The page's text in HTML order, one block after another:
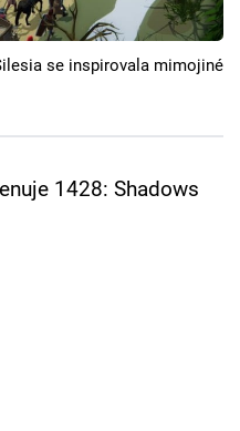
se inspirovala mimojiné
1428: Shadows